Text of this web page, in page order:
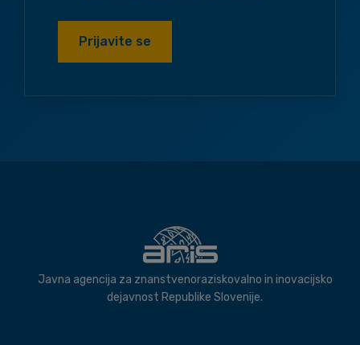
Prijavite se
Javna agencija za znanstvenoraziskovalno in inovacijsko
dejavnost Republike Slovenije.